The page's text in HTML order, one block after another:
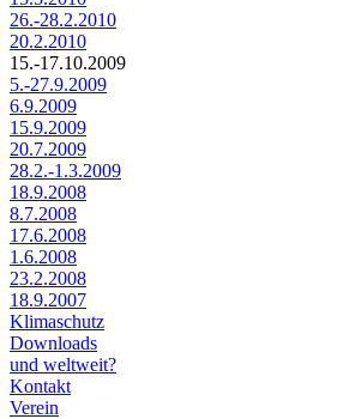
26.-28.2.2010
20.2.2010
15.-17.10.2009
5.-27.9.2009
6.9.2009
15.9.2009
20.7.2009
28.2.-1.3.2009
18.9.2008
8.7.2008
17.6.2008
1.6.2008
23.2.2008
18.9.2007
Klimaschutz
Downloads
und weltweit?
Kontakt
Verein